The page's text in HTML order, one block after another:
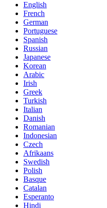
English
French
German
Portuguese
Spanish
Russian
Japanese
Korean
Arabic
Irish
Greek
Turkish
Italian
Danish
Romanian
Indonesian
Czech
Afrikaans
Swedish
Polish
Basque
Catalan
Esperanto
Hindi